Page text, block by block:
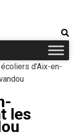
d’Aix-en-
les